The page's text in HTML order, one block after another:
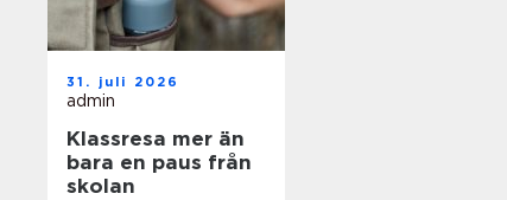
31. juli 2026
admin
Klassresa mer än
bara en paus från
skolan